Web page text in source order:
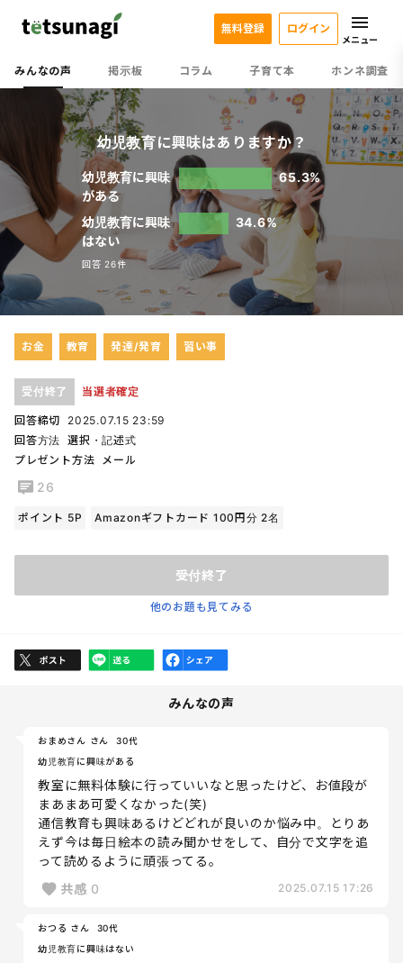
みんなの声 掲示板 コラム 子育て本 ホンネ調査
無料登録 ログイン
メニュー
幼児教育に興味はありますか？
幼児教育に興味
がある
65.3%
幼児教育に興味
はない
34.6%
回答 26件
お金 教育 発達/発育 習い事
受付終了 当選者確定
回答締切
2025.07.15 23:59
回答方法 選択・記述式
プレゼント方法
メール
26
ポイント 5P Amazonギフトカード 100円分 2名
受付終了
他のお題も見てみる
みんなの声
おまめさん さん
30代
幼児教育に興味がある
教室に無料体験に行っていいなと思ったけど、お値段が
まあまあ可愛くなかった(笑)
通信教育も興味あるけどどれが良いのか悩み中。とりあ
えず今は毎日絵本の読み聞かせをして、自分で文字を追
って読めるように頑張ってる。
共感 0 2025.07.15 17:26
おつる さん
30代
幼児教育に興味はない